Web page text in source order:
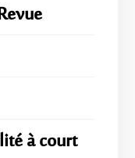
à court